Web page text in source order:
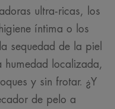
ultra-ricas, los
íntima o los
sequedad de la piel
humedad localizada,
y sin frotar. ¿Y
de pelo a